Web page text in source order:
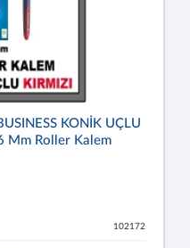
KONİK UÇLU
Mm Roller Kalem
102172